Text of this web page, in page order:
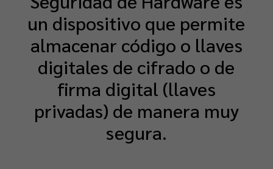
un dispositivo que permite
almacenar código o llaves
digitales de cifrado o de
firma digital (llaves
privadas) de manera muy
segura.